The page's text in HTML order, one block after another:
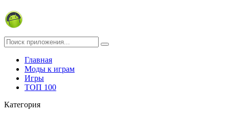
Главная
Моды к играм
Игры
ТОП 100
Категория